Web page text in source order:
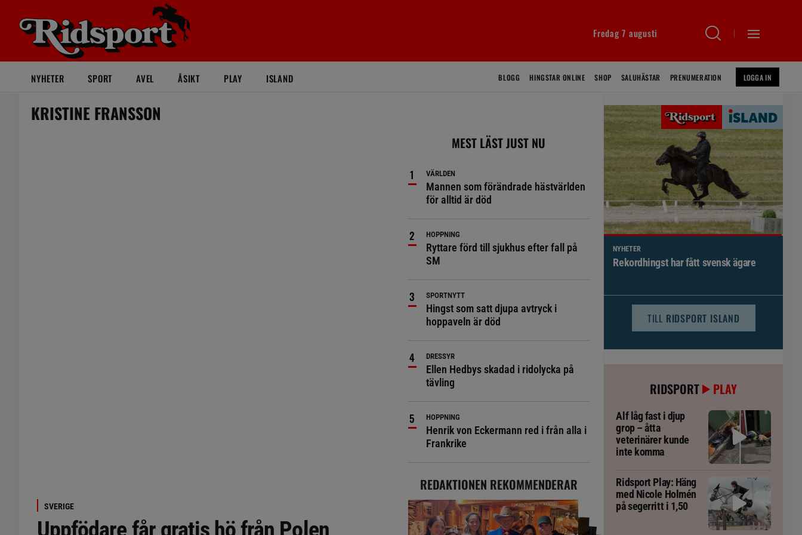
Fredag 7 augusti
NYHETER SPORT AVEL ÅSIKT PLAY ISLAND BLOGG HINGSTAR ONLINE SHOP SALUHÄSTAR PRENUMERATION LOGGA IN
KRISTINE FRANSSON
SVERIGE
Uppfödare får gratis hö från Polen
MEST LÄST JUST NU
VÄRLDEN
Mannen som förändrade hästvärlden
för alltid är död
HOPPNING
Ryttare förd till sjukhus efter fall på
SM
SPORTNYTT
Hingst som satt djupa avtryck i
hoppaveln är död
DRESSYR
Ellen Hedbys skadad i ridolycka på
tävling
HOPPNING
Henrik von Eckermann red i från alla i
Frankrike
REDAKTIONEN REKOMMENDERAR
NYHETER
Brett politiskt stöd för förändringar i
TILL RIDSPORT ISLAND
RIDSPORT PLAY
Alf låg fast i djup
grop – åtta
veterinärer kunde
inte komma
Ridsport Play: Häng
med Nicole Holmén
på segerritt i 1,50